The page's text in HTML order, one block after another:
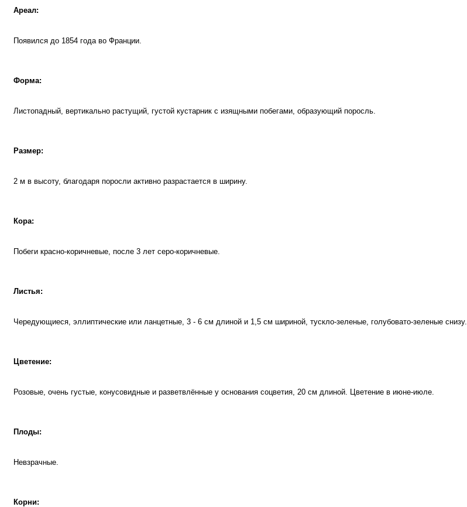
Ареал:
Появился до 1854 года во Франции.
Форма:
Листопадный, вертикально растущий, густой кустарник с изящными побегами, образующий поросль.
Размер:
2 м в высоту, благодаря поросли активно разрастается в ширину.
Кора:
Побеги красно-коричневые, после 3 лет серо-коричневые.
Листья:
Чередующиеся, эллиптические или ланцетные, 3 - 6 см длиной и 1,5 см шириной, тускло-зеленые, голубовато-зеленые снизу.
Цветение:
Розовые, очень густые, конусовидные и разветвлённые у основания соцветия, 20 см длиной. Цветение в июне-июле.
Плоды:
Невзрачные.
Корни: